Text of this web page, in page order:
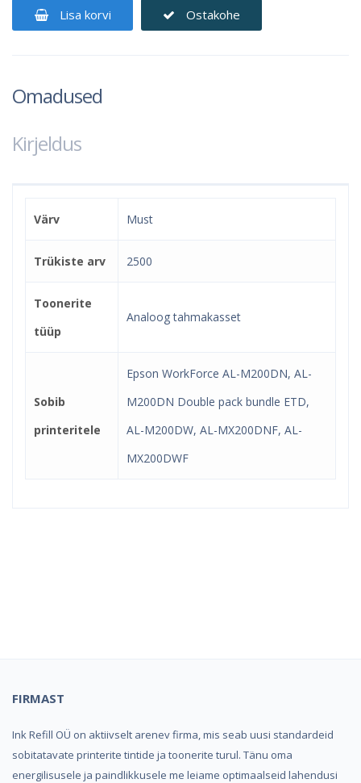
Lisa korvi Ostakohe
Omadused
Kirjeldus
Värv Must
Trükiste arv 2500
Toonerite
tüüp
Analoog tahmakasset
Sobib
printeritele
Epson WorkForce AL-M200DN, AL-
M200DN Double pack bundle ETD,
AL-M200DW, AL-MX200DNF, AL-
MX200DWF
FIRMAST
Ink Refill OÜ on aktiivselt arenev firma, mis seab uusi standardeid
sobitatavate printerite tintide ja toonerite turul. Tänu oma
energilisusele ja paindlikkusele me leiame optimaalseid lahendusi